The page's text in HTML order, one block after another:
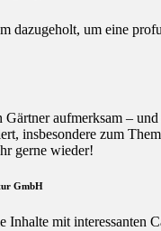
dazugeholt, um eine
aufmerksam –
insbesondere zum
gerne wieder!
GmbH
mit interessanten